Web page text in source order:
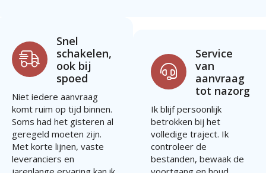
Snel
schakelen,
ook bij
spoed
Niet iedere aanvraag
komt ruim op tijd binnen.
Soms had het gisteren al
geregeld moeten zijn.
Met korte lijnen, vaste
leveranciers en
Service
van
aanvraag
tot nazorg
Ik blijf persoonlijk
betrokken bij het
volledige traject. Ik
controleer de
bestanden, bewaak de